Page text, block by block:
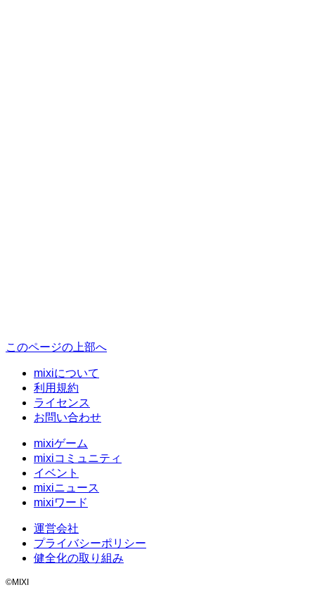
このページの上部へ
mixiについて
利用規約
ライセンス
お問い合わせ
mixiゲーム
mixiコミュニティ
イベント
mixiニュース
mixiワード
運営会社
プライバシーポリシー
健全化の取り組み
©MIXI